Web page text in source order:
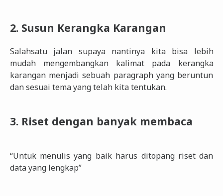
2. Susun Kerangka Karangan
Salahsatu jalan supaya nantinya kita bisa lebih
mudah mengembangkan kalimat pada kerangka
karangan menjadi sebuah paragraph yang beruntun
dan sesuai tema yang telah kita tentukan.
3. Riset dengan banyak membaca
“Untuk menulis yang baik harus ditopang riset dan
data yang lengkap”